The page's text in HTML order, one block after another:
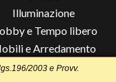
Illuminazione
e Tempo libero
e Arredamento
Lista di Nozze
2003 e Provv.